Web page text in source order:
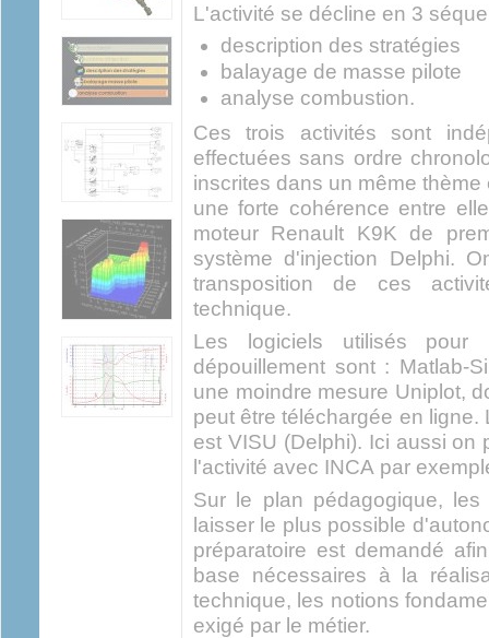
L'activité se décline en 3
description des stratégies
balayage de masse pilote
analyse combustion.
Ces trois activités sont
effectuées sans ordre
inscrites dans un même
une forte cohérence entre
moteur Renault K9K de
système d'injection Delphi.
transposition de ces
technique.
Les logiciels utilisés
dépouillement sont : Matlab-
une moindre mesure Uniplot,
peut être téléchargée en
est VISU (Delphi). Ici aussi on
l'activité avec INCA par
Sur le plan pédagogique,
laisser le plus possible
préparatoire est demandé
base nécessaires à la
technique, les notions
exigé par le métier.